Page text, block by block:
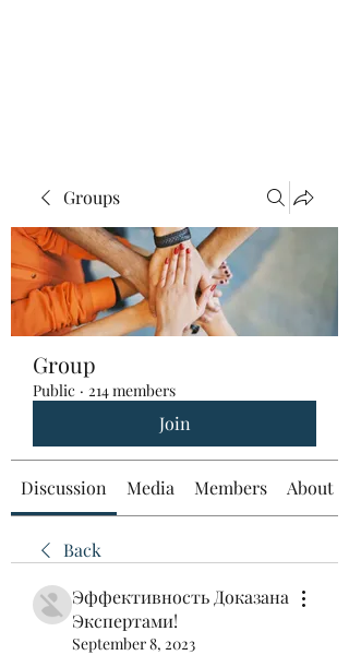
Groups
Group
Public · 214 members
Join
Discussion Media Members About
Back
Эффективность Доказана
Экспертами!
September 8, 2023